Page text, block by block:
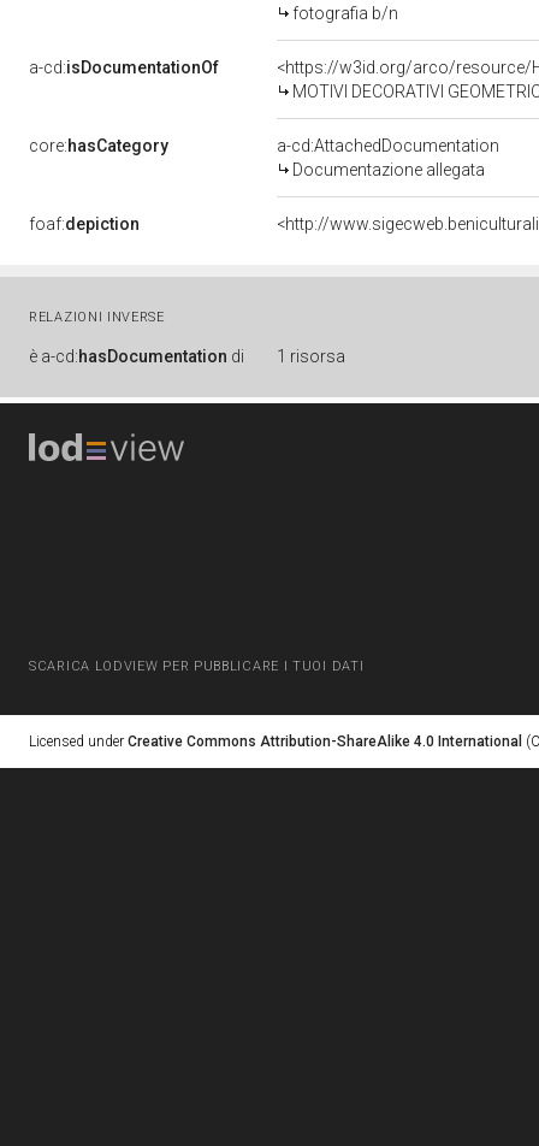
fotografia b/n
a-cd:isDocumentationOf
<https://w3id.org/arco/resource/
MOTIVI DECORATIVI GEOMETRICI E
core:hasCategory
a-cd:AttachedDocumentation
Documentazione allegata
foaf:depiction <http://
RELAZIONI INVERSE
è a-cd:hasDocumentation di 1 risorsa
SCARICA LODVIEW PER PUBBLICARE I TUOI DATI
Licensed under Creative Commons Attribution-ShareAlike 4.0 International